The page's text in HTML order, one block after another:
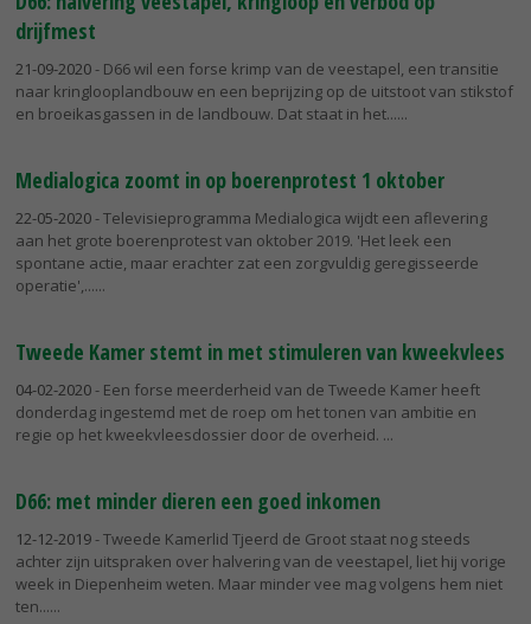
drijfmest
21-09-2020- D66 wil een forse krimp van de veestapel, een transitie
naar kringlooplandbouw en een beprijzing op de uitstoot van stikstof
en broeikasgassen in de landbouw. Dat staat in het...
Medialogica zoomt in op boerenprotest 1 oktober
22-05-2020- Televisieprogramma Medialogica wijdt een aflevering
aan het grote boerenprotest van oktober 2019. 'Het leek een
spontane actie, maar erachter zat een zorgvuldig geregisseerde
operatie',...
Tweede Kamer stemt in met stimuleren van kweekvlees
04-02-2020- Een forse meerderheid van de Tweede Kamer heeft
donderdag ingestemd met de roep om het tonen van ambitie en
regie op het kweekvleesdossier door de overheid.
D66: met minder dieren een goed inkomen
12-12-2019- Tweede Kamerlid Tjeerd de Groot staat nog steeds
achter zijn uitspraken over halvering van de veestapel, liet hij vorige
week in Diepenheim weten. Maar minder vee mag volgens hem niet
ten...